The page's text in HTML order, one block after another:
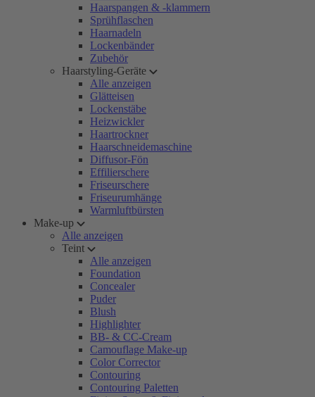
Haarspangen & -klammern
Sprühflaschen
Haarnadeln
Lockenbänder
Zubehör
Haarstyling-Geräte
Alle anzeigen
Glätteisen
Lockenstäbe
Heizwickler
Haartrockner
Haarschneidemaschine
Diffusor-Fön
Effilierschere
Friseurschere
Friseurumhänge
Warmluftbürsten
Make-up
Alle anzeigen
Teint
Alle anzeigen
Foundation
Concealer
Puder
Blush
Highlighter
BB- & CC-Cream
Camouflage Make-up
Color Corrector
Contouring
Contouring Paletten